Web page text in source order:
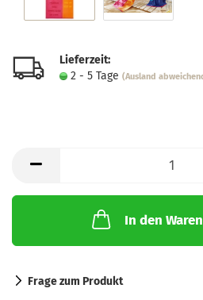
Lieferzeit:
2 - 5 Tage (Ausland
In den
Frage zum Produkt